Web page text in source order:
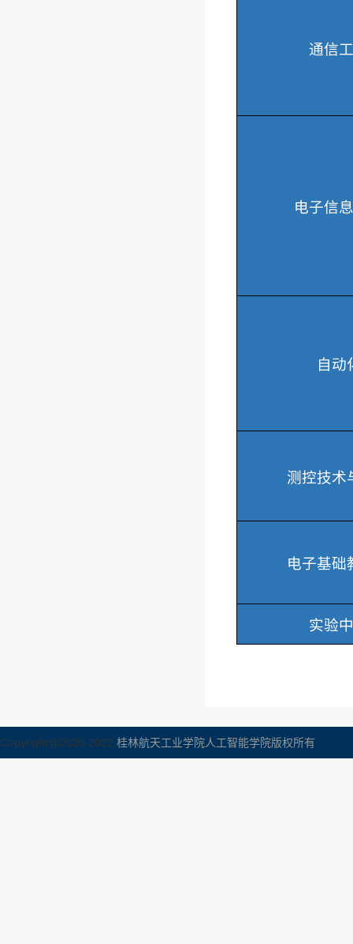
通信
电子信
自动
测控技术
电子基础
实验
Copyright@2020-2022 桂林航天工业学院人工智能学院版权所有